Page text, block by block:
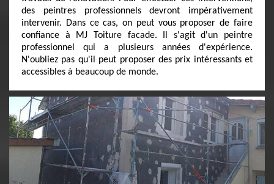
des peintres professionnels devront impérativement
intervenir. Dans ce cas, on peut vous proposer de faire
confiance à MJ Toiture facade. Il s'agit d'un peintre
professionnel qui a plusieurs années d'expérience.
N'oubliez pas qu'il peut proposer des prix intéressants et
accessibles à beaucoup de monde.